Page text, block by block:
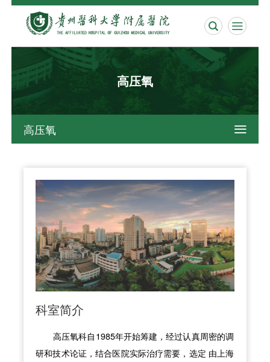
 
高压氧
高压氧 
科室简介
高压氧科自1985年开始筹建，经过认真周密的调
研和技术论证，结合医院实际治疗需要，选定 由上海